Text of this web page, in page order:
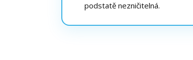
podstatě nezničitelná.